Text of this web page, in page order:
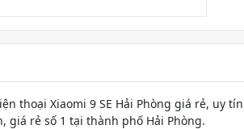
thoại Xiaomi 9 SE Hải Phòng giá rẻ, uy
giá rẻ số 1 tại thành phố Hải Phòng.